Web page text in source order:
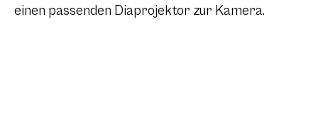
einen passenden Diaprojektor zur Kamera.